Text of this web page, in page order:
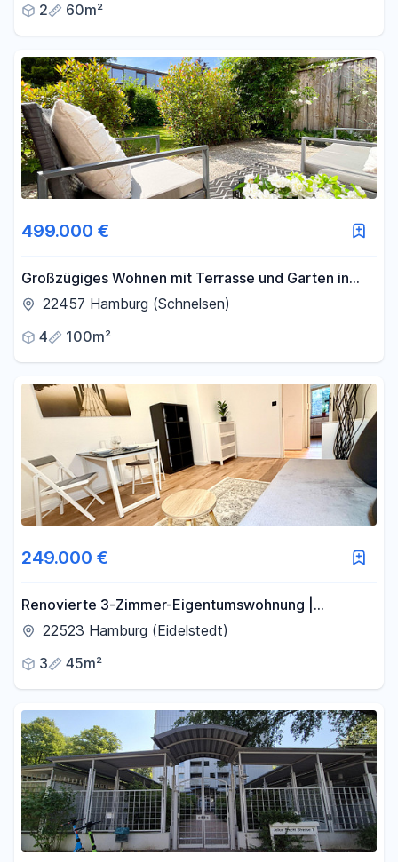
2
60m²
499.000 €
Großzügiges Wohnen mit Terrasse und Garten in
Hamburg-Schnelsen
22457 Hamburg (Schnelsen)
4
100m²
249.000 €
Renovierte 3-Zimmer-Eigentumswohnung |
Bezugsfrei | Neuer Vinylboden
22523 Hamburg (Eidelstedt)
3
45m²